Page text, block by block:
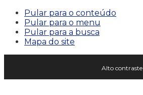
Pular para o conteúdo
Pular para o menu
Pular para a busca
Mapa do site
Alto contraste